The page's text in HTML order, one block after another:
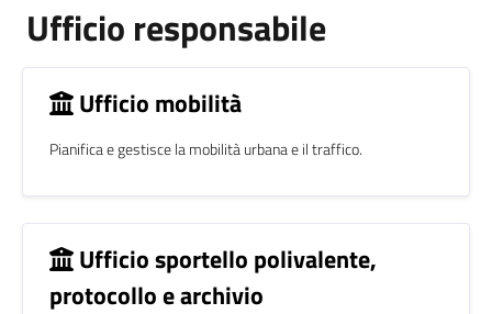
Ufficio responsabile
Ufficio mobilità
Pianifica e gestisce la mobilità urbana e il traffico.
Ufficio sportello polivalente,
protocollo e archivio